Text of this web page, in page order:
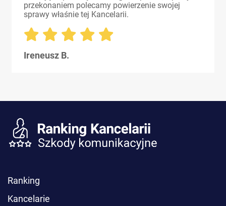
przekonaniem polecamy powierzenie swojej
sprawy właśnie tej Kancelarii.
Ireneusz B.
Ranking
Kancelarie